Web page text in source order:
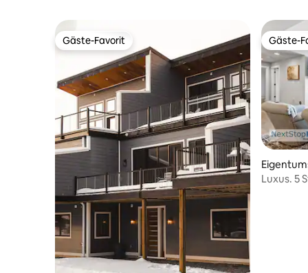
Gäste-Favorit
Gäste-Favorit Gäste-
Gäste-
Luxus. 5